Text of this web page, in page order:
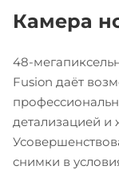
Камера
48-
Fusion даёт
детализацией
снимки в